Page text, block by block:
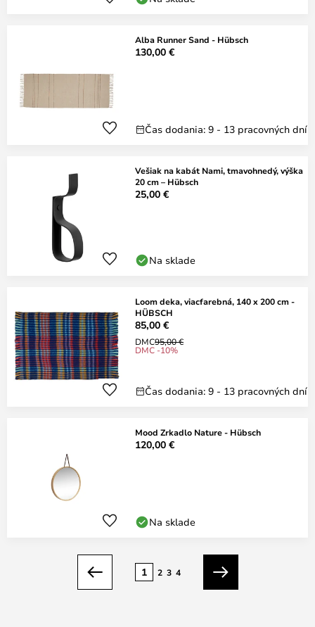
Alba Runner Sand - Hübsch
130,00 €
Čas dodania: 9 - 13 pracovných dní
Vešiak na kabát Nami, tmavohnedý, výška
20 cm – Hübsch
25,00 €
Na sklade
Loom deka, viacfarebná, 140 x 200 cm -
HÜBSCH
85,00 €
DMC95,00 €
DMC -10%
Čas dodania: 9 - 13 pracovných dní
Mood Zrkadlo Nature - Hübsch
120,00 €
Na sklade
Predchádzajúci
1 2 3 4
Ďalší